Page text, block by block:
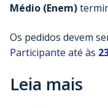
Médio (Enem)
Os pedidos devem
Participante até às
Leia mais